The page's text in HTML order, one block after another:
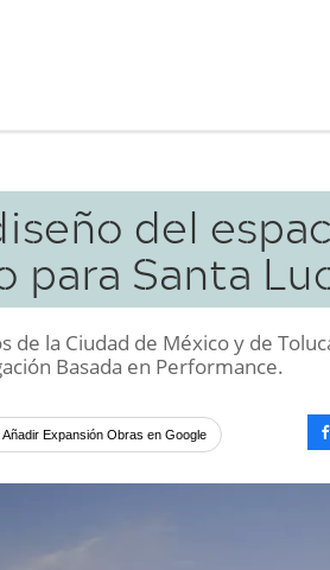
del
para Santa
de la Ciudad de México y de
Basada en Performance.
Añadir Expansión Obras en Google